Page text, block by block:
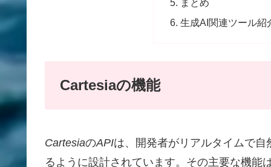
まとめ
生成AI関連ツール紹
Cartesiaの機能
CartesiaのAPIは、開発者がリアルタイムで自
るように設計されています。その主要な機能